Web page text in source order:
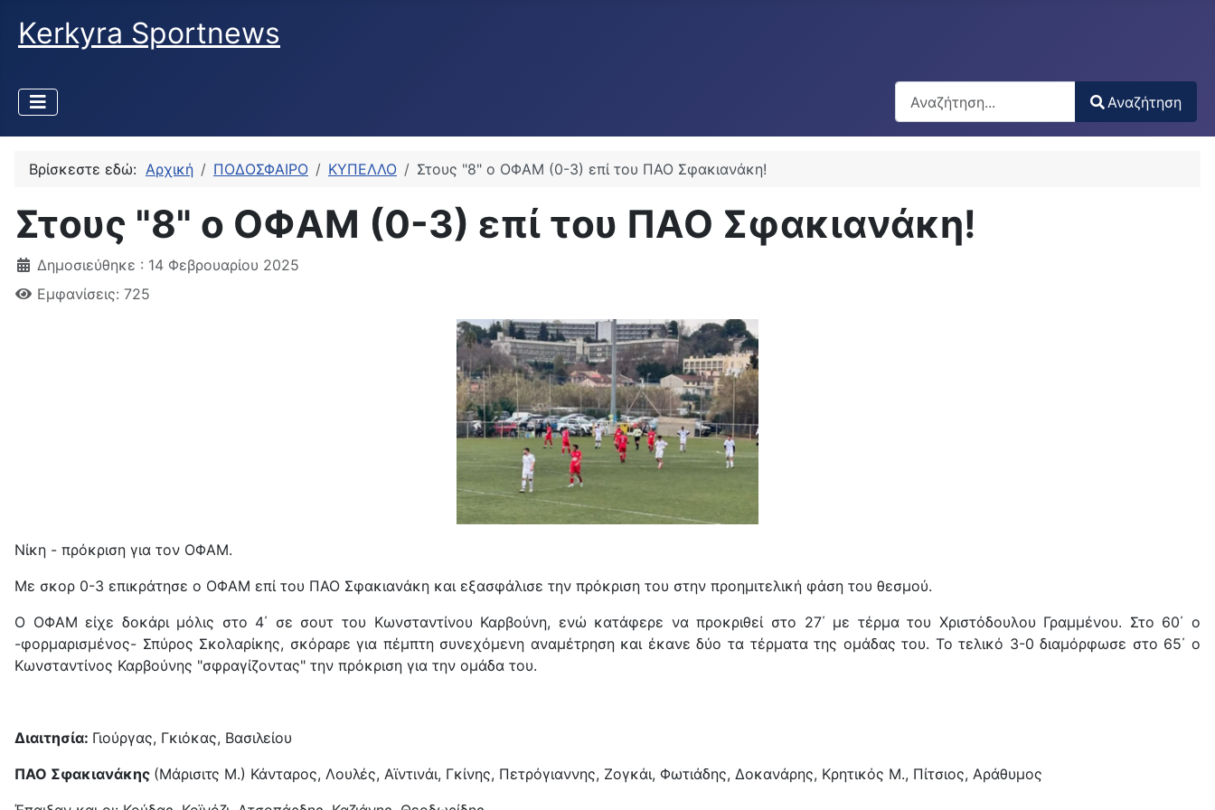
Kerkyra Sportnews
Αναζήτηση
Type 2 or more characters for results.
Αναζήτηση
Βρίσκεστε εδώ: Αρχική ΠΟΔΟΣΦΑΙΡΟ ΚΥΠΕΛΛΟ Στους "8" ο ΟΦΑΜ (0-3) επί του ΠΑΟ Σφακιανάκη!
Στους "8" ο ΟΦΑΜ (0-3) επί του ΠΑΟ Σφακιανάκη!
Δημοσιεύθηκε : 14 Φεβρουαρίου 2025
Εμφανίσεις: 725
Νίκη - πρόκριση για τον ΟΦΑΜ.
Με σκορ 0-3 επικράτησε ο ΟΦΑΜ επί του ΠΑΟ Σφακιανάκη και εξασφάλισε την πρόκριση του στην προημιτελική φάση του θεσμού.
Ο ΟΦΑΜ είχε δοκάρι μόλις στο 4΄ σε σουτ του Κωνσταντίνου Καρβούνη, ενώ κατάφερε να προκριθεί στο 27΄ με τέρμα του Χριστόδουλου Γραμμένου. Στο 60΄ ο
-φορμαρισμένος- Σπύρος Σκολαρίκης, σκόραρε για πέμπτη συνεχόμενη αναμέτρηση και έκανε δύο τα τέρματα της ομάδας του. Το τελικό 3-0 διαμόρφωσε στο 65΄ ο
Κωνσταντίνος Καρβούνης "σφραγίζοντας" την πρόκριση για την ομάδα του.
Διαιτησία: Γιούργας, Γκιόκας, Βασιλείου
ΠΑΟ Σφακιανάκης (Μάρισιτς Μ.) Κάνταρος, Λουλές, Αϊντινάι, Γκίνης, Πετρόγιαννης, Ζογκάι, Φωτιάδης, Δοκανάρης, Κρητικός Μ., Πίτσιος, Αράθυμος